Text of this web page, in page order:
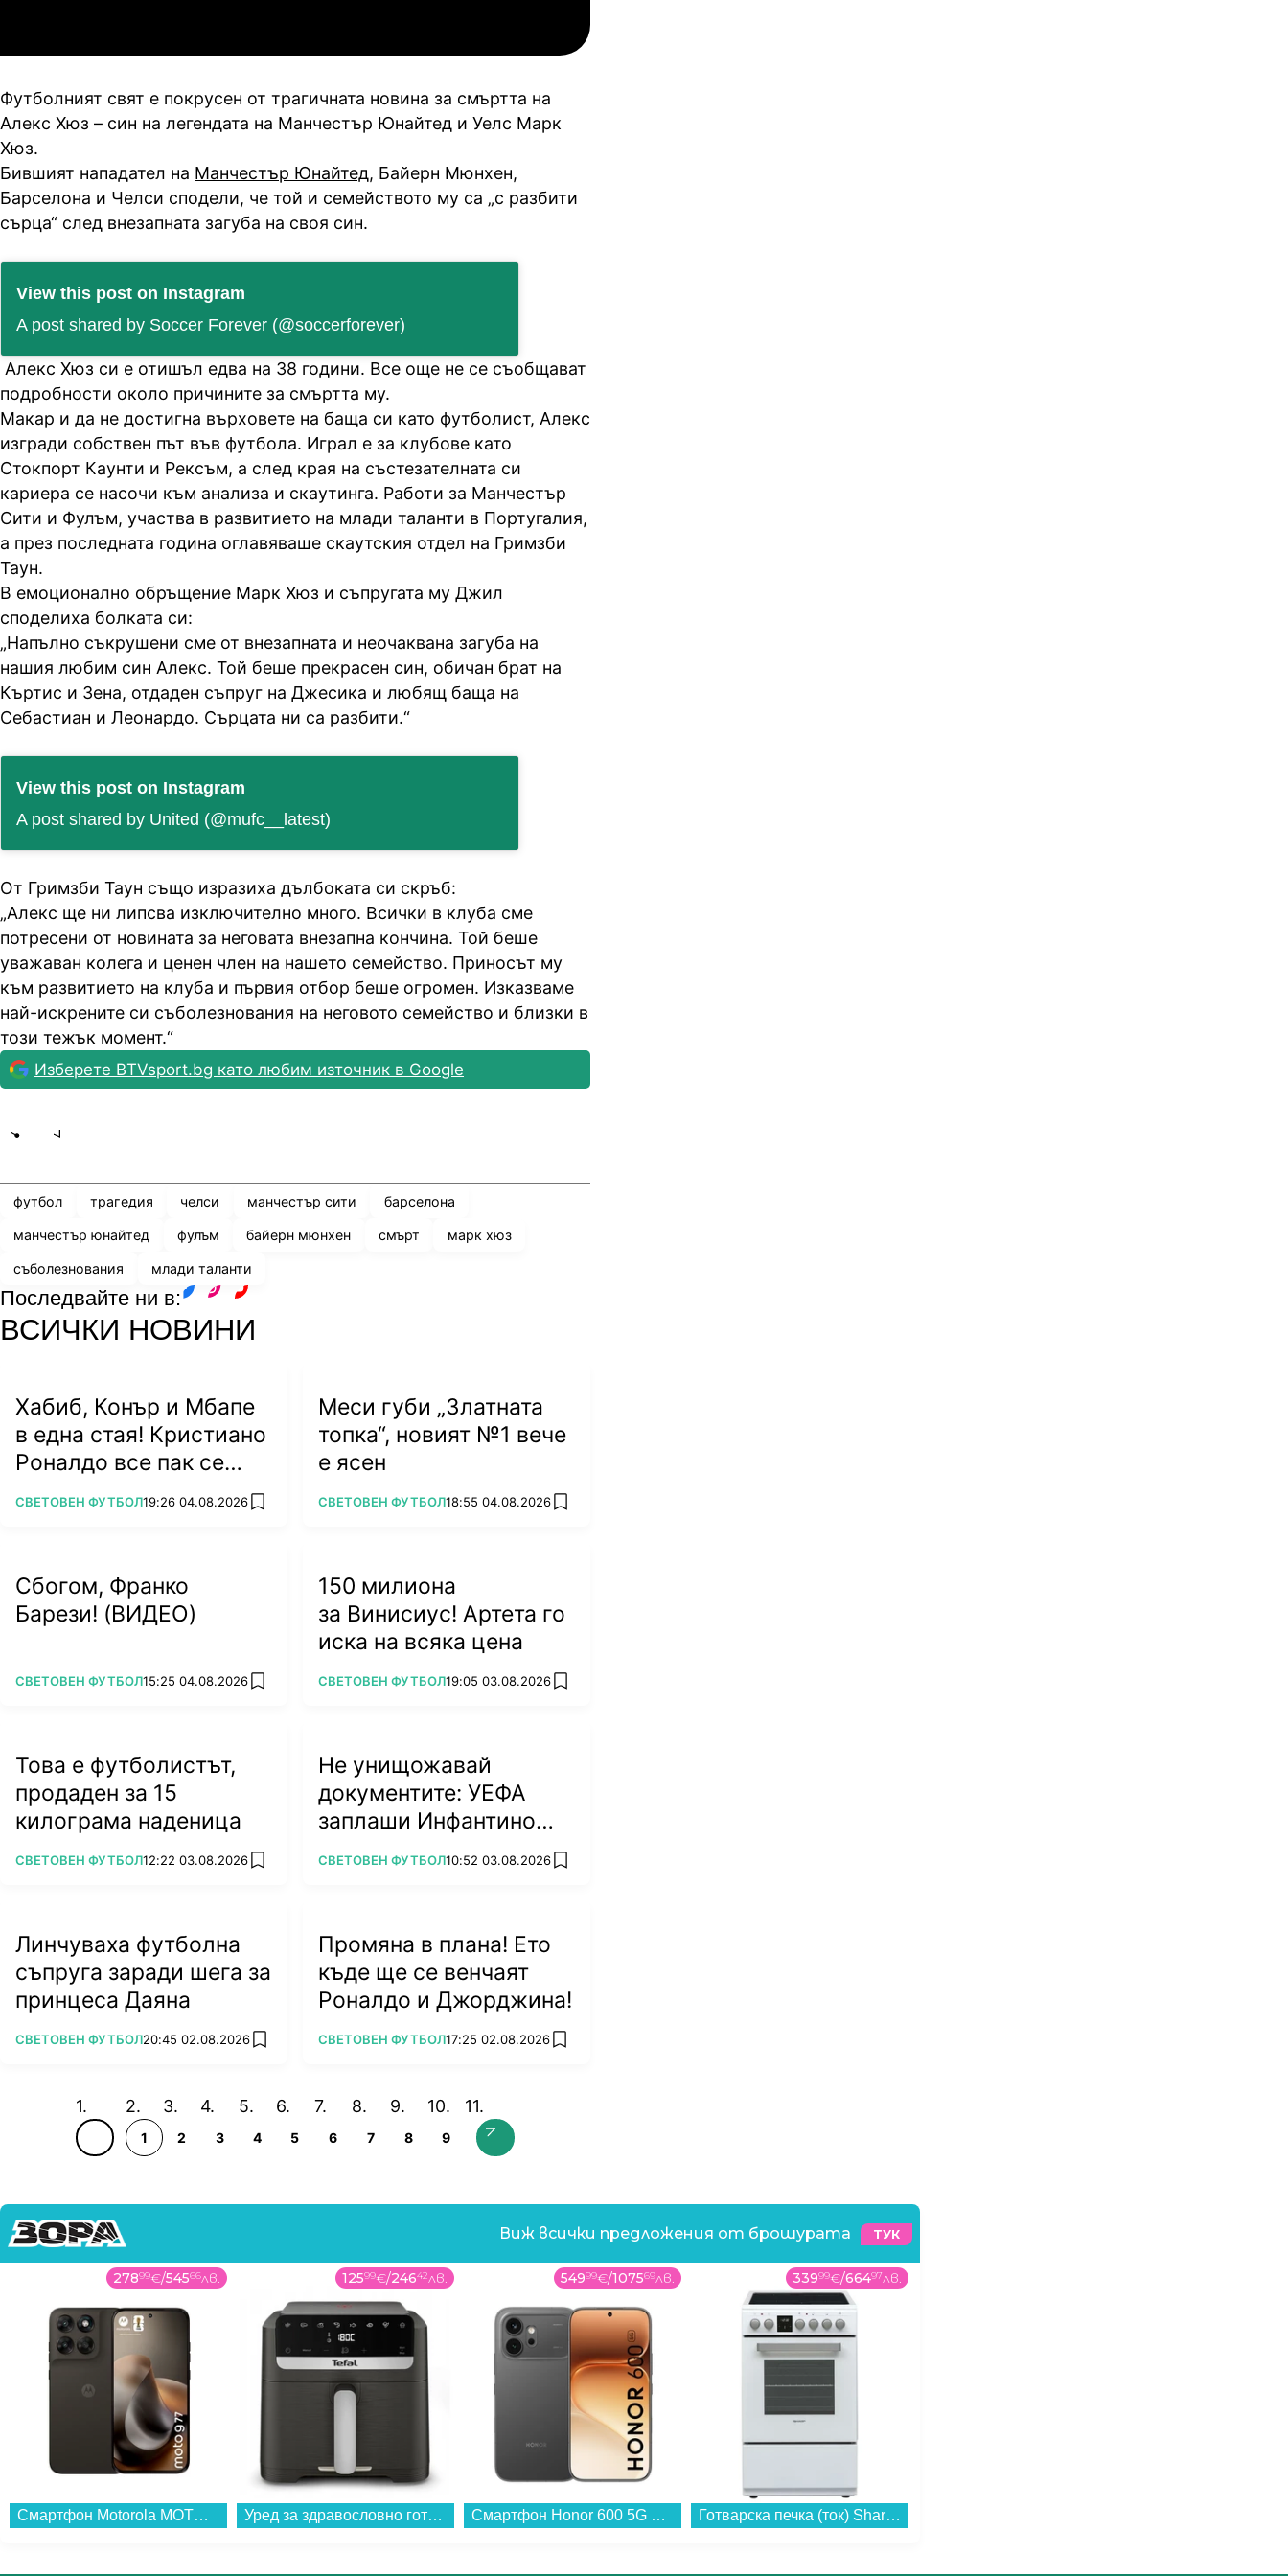
Футболният свят е покрусен от трагичната новина за смъртта на
Алекс Хюз – син на легендата на Манчестър Юнайтед и Уелс Марк
Хюз.
Бившият нападател на Манчестър Юнайтед, Байерн Мюнхен,
Барселона и Челси сподели, че той и семейството му са „с разбити
сърца“ след внезапната загуба на своя син.
View this post on Instagram
A post shared by Soccer Forever (@soccerforever)
Алекс Хюз си е отишъл едва на 38 години. Все още не се съобщават
подробности около причините за смъртта му.
Макар и да не достигна върховете на баща си като футболист, Алекс
изгради собствен път във футбола. Играл е за клубове като
Стокпорт Каунти и Рексъм, а след края на състезателната си
кариера се насочи към анализа и скаутинга. Работи за Манчестър
Сити и Фулъм, участва в развитието на млади таланти в Португалия,
а през последната година оглавяваше скаутския отдел на Гримзби
Таун.
В емоционално обръщение Марк Хюз и съпругата му Джил
споделиха болката си:
„Напълно съкрушени сме от внезапната и неочаквана загуба на
нашия любим син Алекс. Той беше прекрасен син, обичан брат на
Къртис и Зена, отдаден съпруг на Джесика и любящ баща на
Себастиан и Леонардо. Сърцата ни са разбити.“
View this post on Instagram
A post shared by United (@mufc__latest)
От Гримзби Таун също изразиха дълбоката си скръб:
„Алекс ще ни липсва изключително много. Всички в клуба сме
потресени от новината за неговата внезапна кончина. Той беше
уважаван колега и ценен член на нашето семейство. Приносът му
към развитието на клуба и първия отбор беше огромен. Изказваме
най-искрените си съболезнования на неговото семейство и близки в
този тежък момент.“
Изберете BTVsport.bg като любим източник в Google
футбол трагедия челси манчестър сити барселона
манчестър юнайтед фулъм байерн мюнхен смърт марк хюз
съболезнования млади таланти
Последвайте ни в:
ВСИЧКИ НОВИНИ
Хабиб, Конър и Мбапе
в една стая! Кристиано
Роналдо все пак се
жени
ПОВЕЧЕ ОТ
СВЕТОВЕН ФУТБОЛ19:26 04.08.2026 add favorites
Меси губи „Златната
топка“, новият №1 вече
е ясен
ПОВЕЧЕ ОТ
СВЕТОВЕН ФУТБОЛ18:55 04.08.2026 add favorites
Сбогом, Франко
Барези! (ВИДЕО)
ПОВЕЧЕ ОТ
СВЕТОВЕН ФУТБОЛ15:25 04.08.2026 add favorites
150 милиона
за Винисиус! Артета го
иска на всяка цена
ПОВЕЧЕ ОТ
СВЕТОВЕН ФУТБОЛ19:05 03.08.2026 add favorites
Това е футболистът,
продаден за 15
килограма наденица
ПОВЕЧЕ ОТ
СВЕТОВЕН ФУТБОЛ12:22 03.08.2026 add favorites
Не унищожавай
документите: УЕФА
заплаши Инфантино
със съд!
ПОВЕЧЕ ОТ
СВЕТОВЕН ФУТБОЛ10:52 03.08.2026 add favorites
Линчуваха футболна
съпруга заради шега за
принцеса Даяна
ПОВЕЧЕ ОТ
СВЕТОВЕН ФУТБОЛ20:45 02.08.2026 add favorites
Промяна в плана! Ето
къде ще се венчаят
Роналдо и Джорджина!
ПОВЕЧЕ ОТ
СВЕТОВЕН ФУТБОЛ17:25 02.08.2026 add favorites
1 2 3 4 5 6 7 8 9
Виж всички предложения от брошурата ТУК
27899€/54566лв.
Смартфон Motorola MOTO G77 5G 256/8 BLACK OLIVE , 256 GB, 8 GB...
12599€/24642лв.
Уред за здравословно готвене Tefal EY866HE1 Easy Fry MEGA...
54999€/107569лв.
Смартфон Honor 600 5G 256/8 BLACK , 256 GB, 8 GB...
33999€/66497лв.
Готварска печка (ток) Sharp KF-56FVDT22WMK-EU , Бял , Керамични...